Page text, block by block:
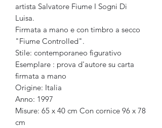
artista Salvatore Fiume I Sogni Di
Luisa.
Firmata a mano e con timbro a secco
"Fiume Controlled".
Stile: contemporaneo figurativo
Esemplare : prova d'autore su carta
firmata a mano
Origine: Italia
Anno: 1997
Misure: 65 x 40 cm Con cornice 96 x 78
cm